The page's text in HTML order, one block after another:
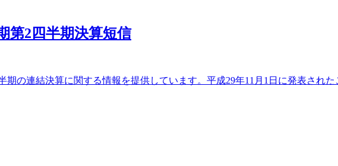
第2四半期決算短信
期の連結決算に関する情報を提供しています。平成29年11月1日に発表され